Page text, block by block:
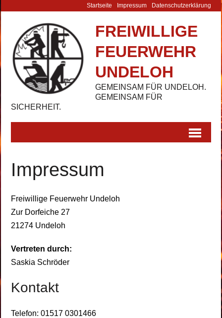
Startseite Impressum Datenschutz­erklärung
FREIWILLIGE
FEUERWEHR
UNDELOH
GEMEINSAM FÜR UNDELOH.
GEMEINSAM FÜR
SICHERHEIT.
Impressum
Freiwillige Feuerwehr Undeloh
Zur Dorfeiche 27
21274 Undeloh
Vertreten durch:
Saskia Schröder
Kontakt
Telefon: 01517 0301466